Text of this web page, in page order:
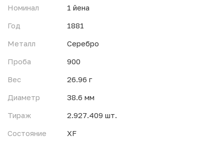
Номинал
1 йена
Год
1881
Металл
Серебро
Проба
900
Вес
26.96 г
Диаметр
38.6 мм
Тираж
2.927.409 шт.
Состояние
XF